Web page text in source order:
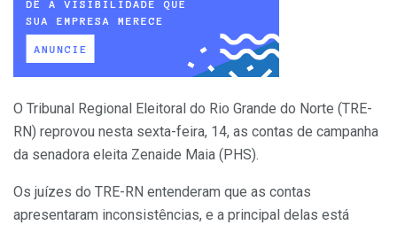
O Tribunal Regional Eleitoral do Rio Grande do Norte (TRE-
RN) reprovou nesta sexta-feira, 14, as contas de campanha
da senadora eleita Zenaide Maia (PHS).
Os juízes do TRE-RN entenderam que as contas
apresentaram inconsistências, e a principal delas está